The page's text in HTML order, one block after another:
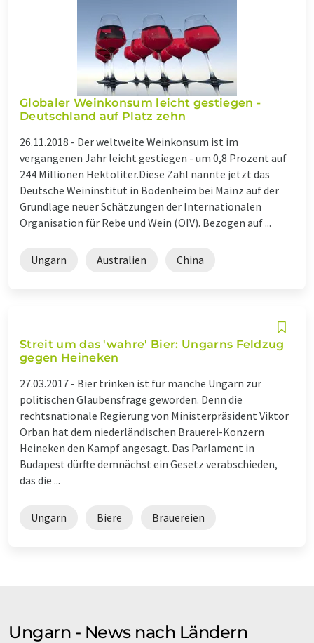
Globaler Weinkonsum leicht gestiegen -
Deutschland auf Platz zehn
26.11.2018 - Der weltweite Weinkonsum ist im
vergangenen Jahr leicht gestiegen - um 0,8 Prozent auf
244 Millionen Hektoliter.Diese Zahl nannte jetzt das
Deutsche Weininstitut in Bodenheim bei Mainz auf der
Grundlage neuer Schätzungen der Internationalen
Organisation für Rebe und Wein (OIV). Bezogen auf ...
Ungarn Australien China
Streit um das 'wahre' Bier: Ungarns Feldzug
gegen Heineken
27.03.2017 - Bier trinken ist für manche Ungarn zur
politischen Glaubensfrage geworden. Denn die
rechtsnationale Regierung von Ministerpräsident Viktor
Orban hat dem niederländischen Brauerei-Konzern
Heineken den Kampf angesagt. Das Parlament in
Budapest dürfte demnächst ein Gesetz verabschieden,
das die ...
Ungarn Biere Brauereien
Ungarn - News nach Ländern